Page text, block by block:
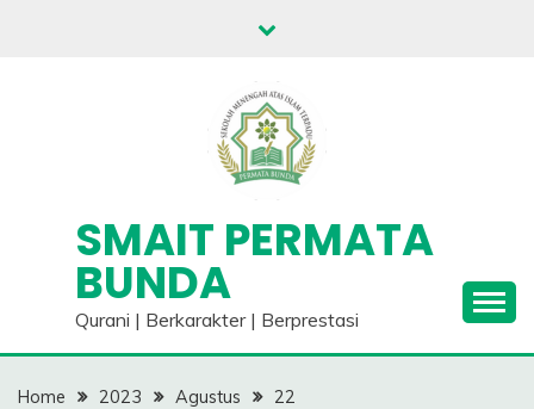
SMAIT PERMATA
BUNDA
Qurani | Berkarakter | Berprestasi
Home 2023 Agustus
22